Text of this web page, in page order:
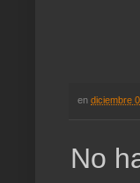
en diciembre
No